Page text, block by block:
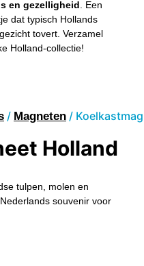
en gezelligheid. Een
dat typisch Hollands
tovert. Verzamel
Holland-collectie!
/ Magneten /
Holland
tulpen, molen en
souvenir voor